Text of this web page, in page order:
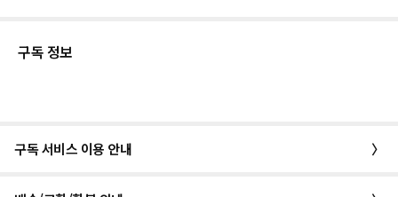
구독 정보
구독 서비스 이용 안내 〉